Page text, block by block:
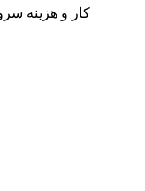
کار و هزینه